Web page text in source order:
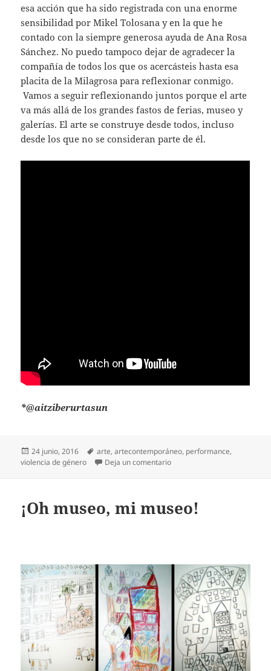
esa acción que ha sido registrada con una enorme
sensibilidad por Mikel Tolosana y en la que he
contado con la siempre generosa ayuda de Ana Rosa
Sánchez. No puedo tampoco dejar de agradecer la
compañía de todos los que os acercásteis hasta esa
placita de la Milagrosa para reflexionar conmigo.
Vamos a seguir reflexionando juntos porque el arte
va más allá de los grandes fastos de ferias, museo y
galerías. El arte se construye desde todos, incluso
desde los que no se consideran parte de él.
*@aitziberurtasun
Publicado
el
24 junio, 2016 Etiquetas
arte,artecontemporáneo, performance,
violencia de género
Deja un comentarioen EL MURO DE LA
¡Oh museo, mi museo!